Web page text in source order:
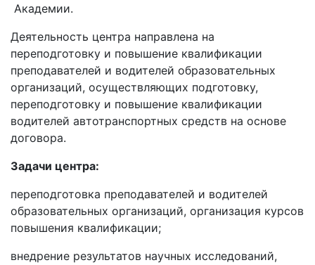
Академии.
Деятельность центра направлена на
переподготовку и повышение квалификации
преподавателей и водителей образовательных
организаций, осуществляющих подготовку,
переподготовку и повышение квалификации
водителей автотранспортных средств на основе
договора.
Задачи центра:
переподготовка преподавателей и водителей
образовательных организаций, организация курсов
повышения квалификации;
внедрение результатов научных исследований,